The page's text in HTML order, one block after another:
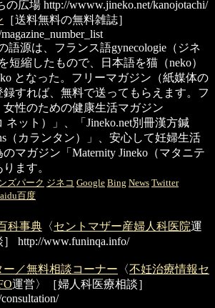
広場 http://wwww.jineko.net/kanojotachi/
［送料無料の無料雑誌］
語源は、フランス語gynecologie（ジネ
短縮したもので、日本語を猫（neko）
となった。フリーマガジン（紙媒体の
すれば、無料で送ってもらえます。フ
女性のための健康生活マガジン
ネット）」、「Jineko.net別冊漢方鍼
（カランタン）」、安心して妊婦生活
マガジン「Maternity Jineko（マタニテ
ます。
ズパーク ジネコ Google Bing News Twitter
百度
科事典 〈セントマザー産婦人科医院運
http://www.funinqa.info/
／無料相談コーナー 〈不妊治療情報セ
運営〉［婦人科医療相談］